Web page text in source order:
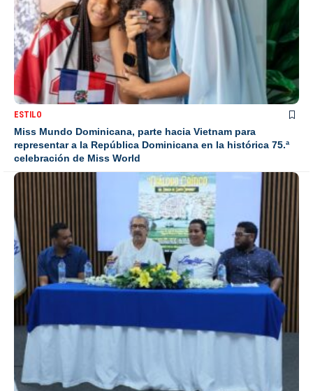
ESTILO
Miss Mundo Dominicana, parte hacia Vietnam para
representar a la República Dominicana en la histórica 75.ª
celebración de Miss World